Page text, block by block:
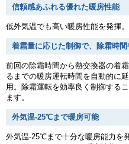
信頼感あふれる優れた暖房性能
低外気温でも高い暖房性能を発揮
着霜量に応じた制御で、除霜時
前回の除霜時間から熱交換器の着
るまでの暖房運転時間を自動的に
用。除霜運転を効率良く制御する
ます。
外気温-25℃まで暖房可能
外気温-25℃まで十分な暖房能力を